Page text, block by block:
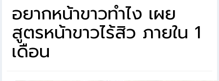
อยากหน้าขาวทําไง เผย
สูตรหน้าขาวไร้สิว ภายใน 1
เดือน